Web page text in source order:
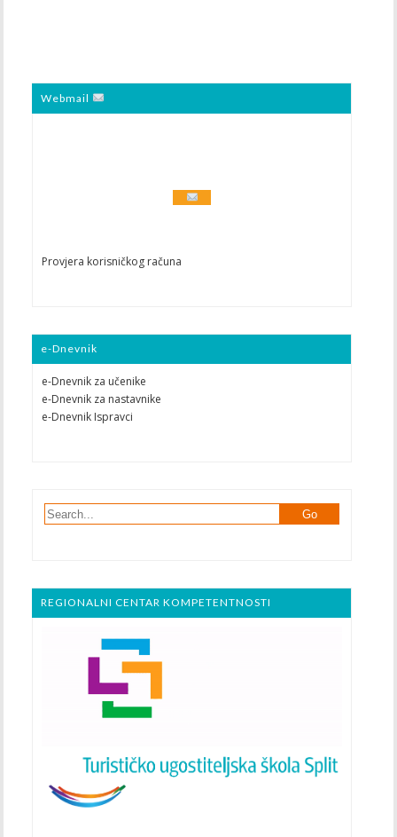
Webmail
Provjera korisničkog računa
e-Dnevnik
e-Dnevnik za učenike
e-Dnevnik za nastavnike
e-Dnevnik Ispravci
REGIONALNI CENTAR KOMPETENTNOSTI